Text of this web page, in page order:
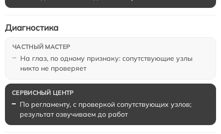
На глаз, по одному признаку: сопутствующие узлы
никто не проверяет
Диагностика
По регламенту, с проверкой сопутствующих узлов;
результат озвучиваем до работ